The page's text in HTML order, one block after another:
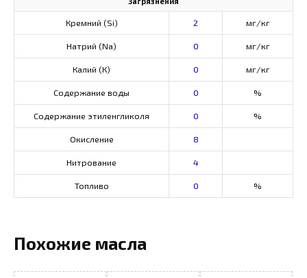
Кремний (Si) 2 мг/кг
Натрий (Na) 0 мг/кг
Калий (К) 0 мг/кг
Содержание воды 0 %
Содержание этиленгликоля 0 %
Окисление 8
Нитрование 4
Топливо 0 %
Похожие масла